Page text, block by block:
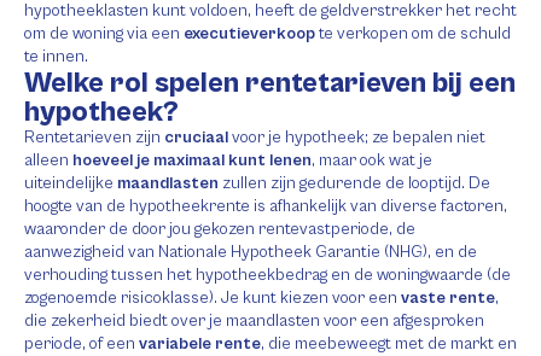
hypotheeklasten kunt voldoen, heeft de geldverstrekker het recht
om de woning via een executieverkoopte verkopen om de schuld
te innen.
Welke rol spelen rentetarieven bij een
hypotheek?
Rentetarieven zijn cruciaalvoor je hypotheek; ze bepalen niet
alleen hoeveel je maximaal kunt lenen, maar ook wat je
uiteindelijke maandlasten zullen zijn gedurende de looptijd. De
hoogte van de hypotheekrente is afhankelijk van diverse factoren,
waaronder de door jou gekozen rentevastperiode, de
aanwezigheid van Nationale Hypotheek Garantie (NHG), en de
verhouding tussen het hypotheekbedrag en de woningwaarde (de
zogenoemde risicoklasse). Je kunt kiezen voor een vaste rente,
die zekerheid biedt over je maandlasten voor een afgesproken
periode, of een variabele rente, die meebeweegt met de markt en